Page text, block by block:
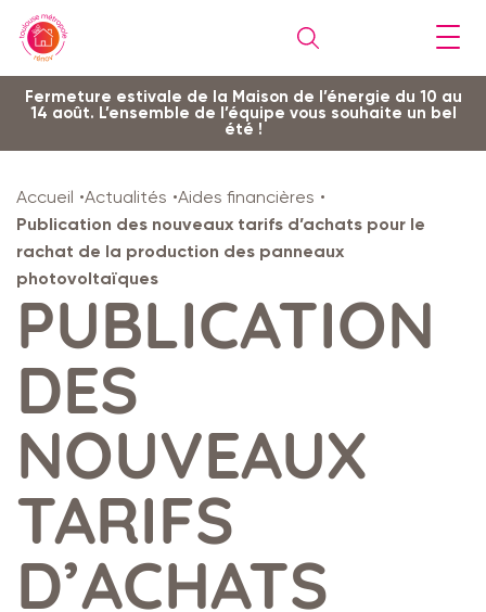
Gestion de vos préférences sur les cookies
Aller
au
contenu
Aller
à
la
Aller
à
la
Aller
au
pied
Aller
au
plan
Fermeture estivale de la Maison de l’énergie du 10 au
14 août. L’ensemble de l’équipe vous souhaite un bel
été !
Accueil Actualités Aides financières
Publication des nouveaux tarifs d’achats pour le
rachat de la production des panneaux
photovoltaïques
PUBLICATION
DES
NOUVEAUX
TARIFS
D’ACHATS